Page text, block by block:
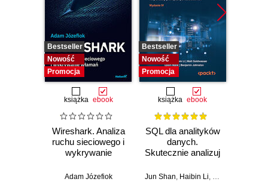
Bestseller
Nowość
Promocja
książka ebook
Wireshark. Analiza
ruchu sieciowego i
wykrywanie
Adam Józefiok
Bestseller
Nowość
Promocja
książka ebook
SQL dla analityków
danych.
Skutecznie analizuj
wartościowe
Jun Shan, Haibin Li, Matt Goldwasser